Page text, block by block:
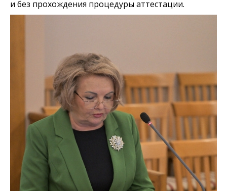
и без прохождения процедуры аттестации.